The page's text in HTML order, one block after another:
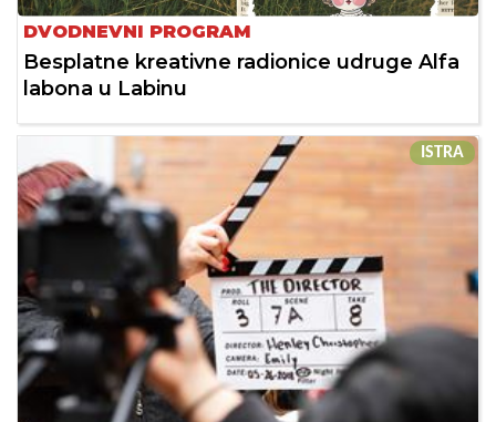
DVODNEVNI PROGRAM
Besplatne kreativne radionice udruge Alfa
labona u Labinu
ISTRA